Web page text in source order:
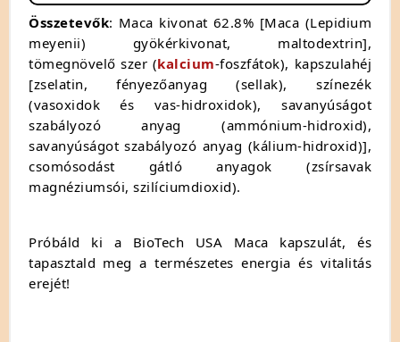
Összetevők: Maca kivonat 62.8% [Maca (Lepidium
meyenii) gyökérkivonat, maltodextrin],
tömegnövelő szer (kalcium-foszfátok), kapszulahéj
[zselatin, fényezőanyag (sellak), színezék
(vasoxidok és vas-hidroxidok), savanyúságot
szabályozó anyag (ammónium-hidroxid),
savanyúságot szabályozó anyag (kálium-hidroxid)],
csomósodást gátló anyagok (zsírsavak
magnéziumsói, szilíciumdioxid).
Próbáld ki a BioTech USA Maca kapszulát, és
tapasztald meg a természetes energia és vitalitás
erejét!